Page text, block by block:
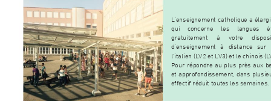
L'enseignement catholique a
qui concerne les langues
gratuitement à votre
d’enseignement à distance sur
l’italien (LV2 et L V3) et le chinois (L
Pour répondre au plus près aux
et approfondissement, dans
effectif réduit toutes les semaines.